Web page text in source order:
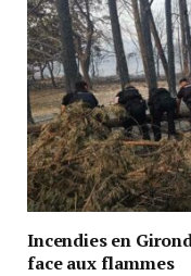
Incendies en
face aux flammes